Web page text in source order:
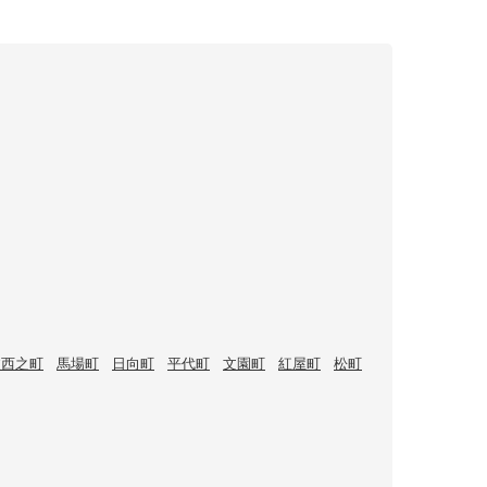
之町 馬場町 日向町 平代町 文園町 紅屋町 松町